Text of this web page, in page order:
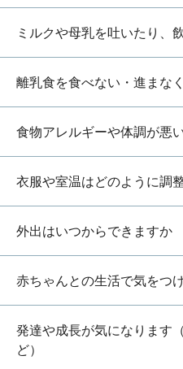
ミルクや母乳を吐いたり、
離乳食を食べない・進まな
食物アレルギーや体調が悪
衣服や室温はどのように調
外出はいつからできますか
赤ちゃんとの生活で気をつ
発達や成長が気になります
ど）